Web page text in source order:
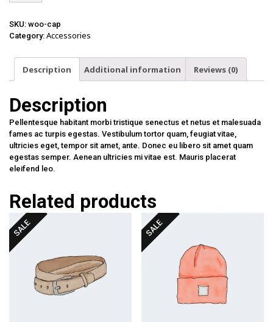
SKU: woo-cap
Category: Accessories
Description Additional information Reviews (0)
Description
Pellentesque habitant morbi tristique senectus et netus et malesuada
fames ac turpis egestas. Vestibulum tortor quam, feugiat vitae,
ultricies eget, tempor sit amet, ante. Donec eu libero sit amet quam
egestas semper. Aenean ultricies mi vitae est. Mauris placerat
eleifend leo.
Related products
SALE SALE